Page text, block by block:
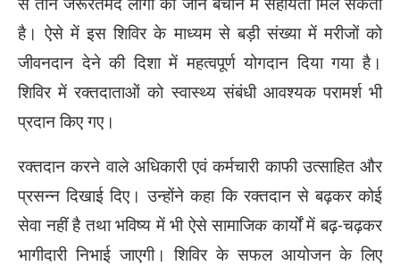
से तीन जरूरतमंद लोगों की जान बचाने में सहायता मिल सकती
है। ऐसे में इस शिविर के माध्यम से बड़ी संख्या में मरीजों को
जीवनदान देने की दिशा में महत्वपूर्ण योगदान दिया गया है।
शिविर में रक्तदाताओं को स्वास्थ्य संबंधी आवश्यक परामर्श भी
प्रदान किए गए।
रक्तदान करने वाले अधिकारी एवं कर्मचारी काफी उत्साहित और
प्रसन्न दिखाई दिए। उन्होंने कहा कि रक्तदान से बढ़कर कोई
सेवा नहीं है तथा भविष्य में भी ऐसे सामाजिक कार्यों में बढ़-चढ़कर
भागीदारी निभाई जाएगी। शिविर के सफल आयोजन के लिए